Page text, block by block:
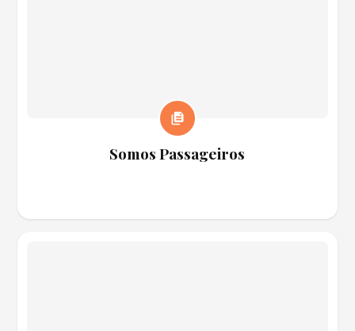
Somos Passageiros